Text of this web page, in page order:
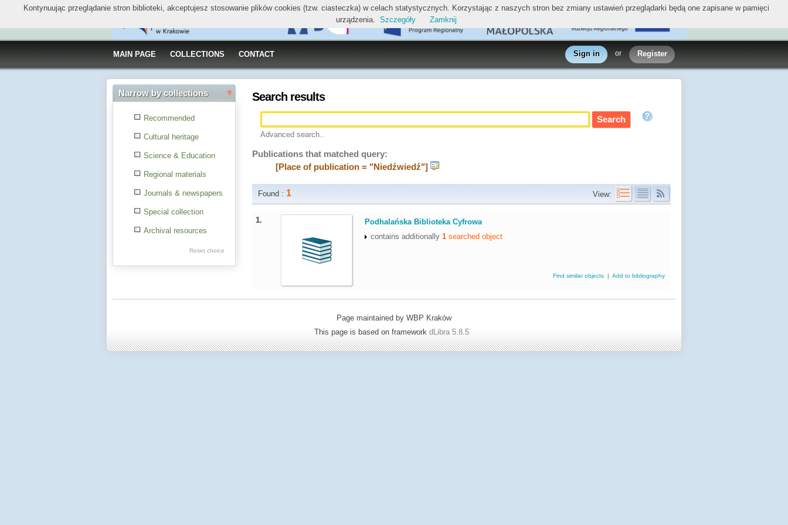
MAIN PAGE COLLECTIONS CONTACT Sign in or Register
Narrow by collections
Recommended
Cultural heritage
Science & Education
Regional materials
Journals & newspapers
Special collection
Archival resources
Reset choice
Search results
Advanced search..
Publications that matched query:
[Place of publication = "Niedźwiedź"]
Found : 1 View:
1.
Podhalańska Biblioteka Cyfrowa
contains additionally1 searched object
Find similar objects |Add to bibliography
Page maintained by WBP Kraków
This page is based on framework dLibra 5.8.5
Kontynuując przeglądanie stron biblioteki, akceptujesz stosowanie plików cookies (tzw. ciasteczka) w celach statystycznych. Korzystając z naszych stron bez zmiany ustawień przeglądarki będą one zapisane w pamięci
urządzenia. Szczegóły Zamknij